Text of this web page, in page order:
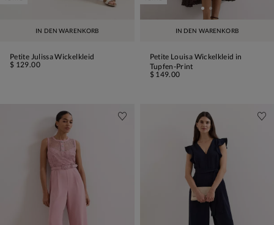
IN DEN WARENKORB
Petite Julissa Wickelkleid
$ 129.00
IN DEN WARENKORB
Petite Louisa Wickelkleid in
Tupfen-Print
$ 149.00